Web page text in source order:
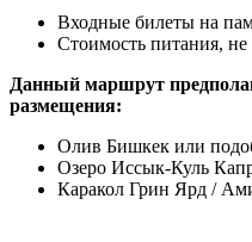
Входные билеты на
Стоимость питания, не
Данный маршрут
размещения:
Олив Бишкек или
Озеро Иссык-Куль
Каракол Грин Ярд /